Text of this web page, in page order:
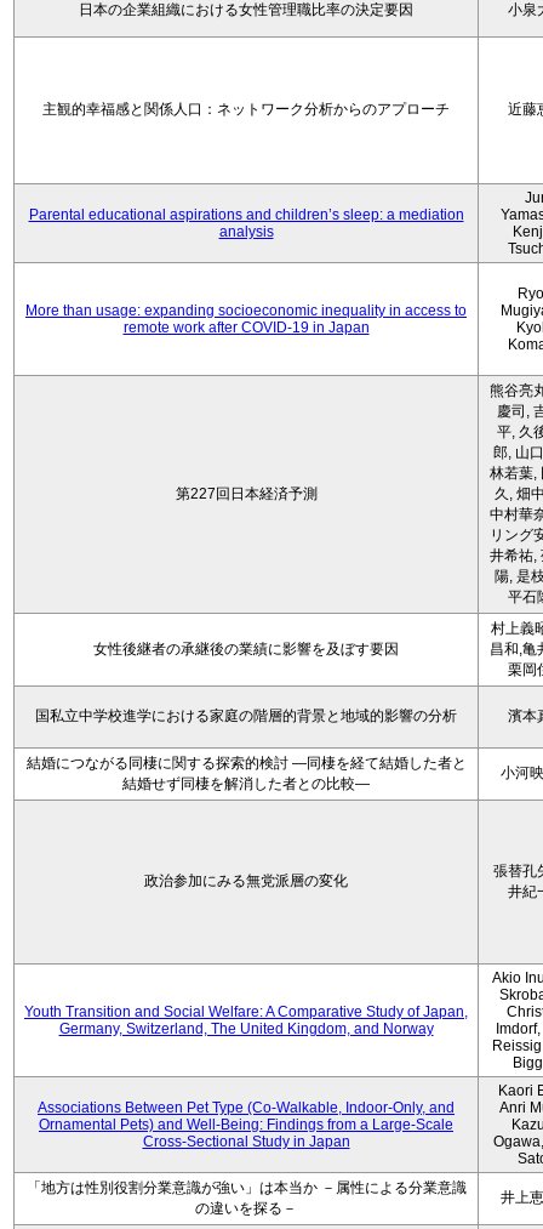
日本の企業組織における女性管理職比率の決定要因 小泉
主観的幸福感と関係人口：ネットワーク分析からのアプローチ 近藤
Parental educational aspirations and children’s sleep: a mediation
analysis
More than usage: expanding socioeconomic inequality in access to
remote work after COVID-19 in Japan
第227回日本経済予測
熊谷亮
慶司,
平, 久
郎, 山
林若葉,
久, 畑
中村華
リング
井希祐,
陽, 是
平石
女性後継者の承継後の業績に影響を及ぼす要因
村上義
昌和,亀
栗岡
国私立中学校進学における家庭の階層的背景と地域的影響の分析 濱本
結婚につながる同棲に関する探索的検討 ―同棲を経て結婚した者と
結婚せず同棲を解消した者との比較―
小河
政治参加にみる無党派層の変化
張替孔
井紀
Youth Transition and Social Welfare: A Comparative Study of Japan,
Germany, Switzerland, The United Kingdom, and Norway
Akio
Associations Between Pet Type (Co-Walkable, Indoor-Only, and
Ornamental Pets) and Well-Being: Findings from a Large-Scale
Cross-Sectional Study in Japan
Kaori
Anri
「地方は性別役割分業意識が強い」は本当か －属性による分業意識
の違いを探る－
井上